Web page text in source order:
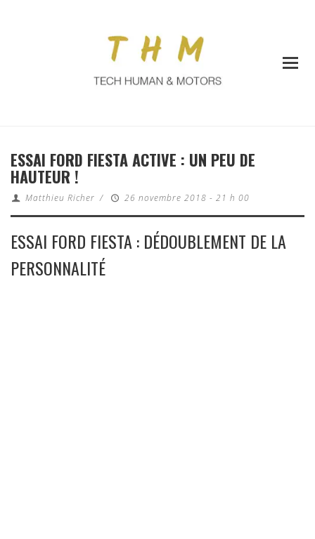
ESSAI FORD FIESTA ACTIVE : UN PEU DE
HAUTEUR !
Matthieu Richer / 26 novembre 2018 - 21 h 00
ESSAI FORD FIESTA : DÉDOUBLEMENT DE LA
PERSONNALITÉ